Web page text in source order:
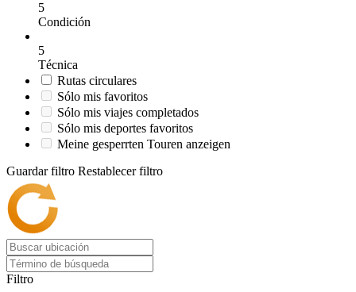
5
Condición
5
Técnica
Rutas circulares
Sólo mis favoritos
Sólo mis viajes completados
Sólo mis deportes favoritos
Meine gesperrten Touren anzeigen
Guardar filtro Restablecer filtro
Filtro